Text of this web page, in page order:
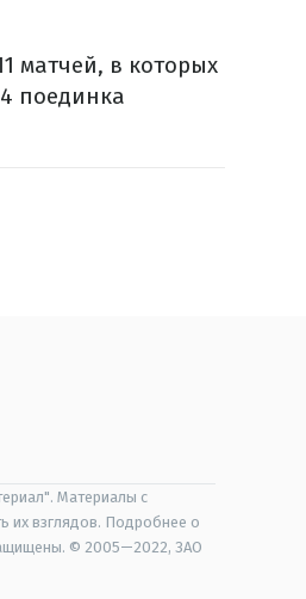
матчей, в которых
поединка
Материалы с
их взглядов. Подробнее о
© 2005—2022, ЗАО